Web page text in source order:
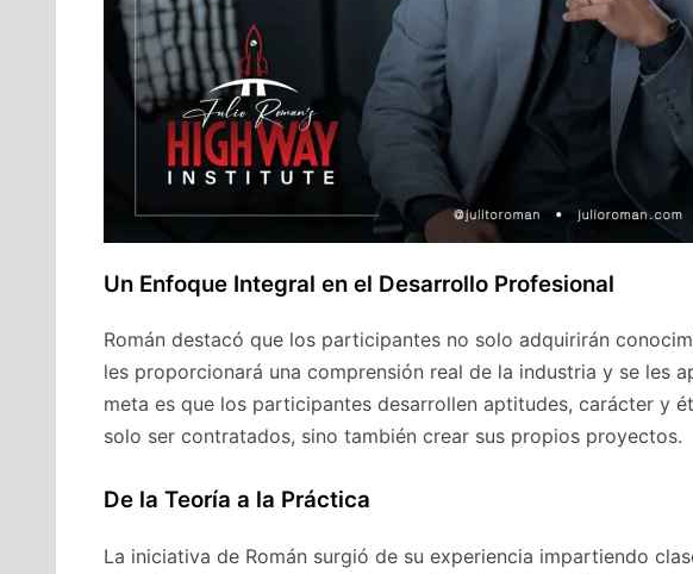
Un Enfoque Integral en el Desarrollo Profesional
Román destacó que los participantes no solo adquirirán
les proporcionará una comprensión real de la industria y se les
meta es que los participantes desarrollen aptitudes, carácter y
solo ser contratados, sino también crear sus propios proyectos.
De la Teoría a la Práctica
La iniciativa de Román surgió de su experiencia impartiendo